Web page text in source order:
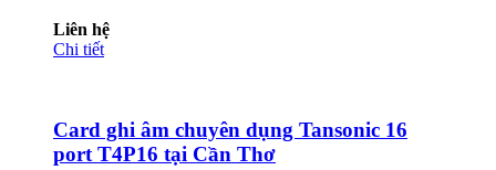
Liên hệ
Chi tiết
Card ghi âm chuyên dụng Tansonic 16
port T4P16 tại Cần Thơ